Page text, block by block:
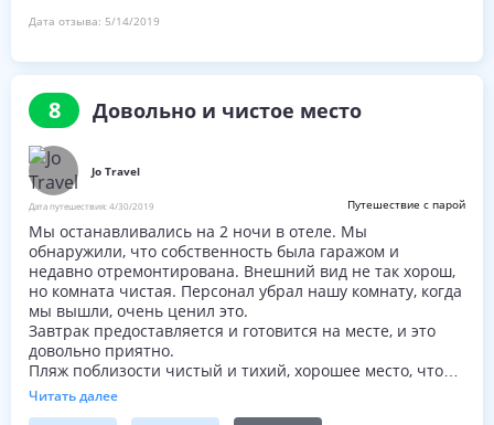
Дата отзыва: 5/14/2019
8 Довольно и чистое место
Jo Travel
Дата путешествия:4/30/2019 Путешествие с парой
Мы останавливались на 2 ночи в отеле. Мы
обнаружили, что собственность была гаражом и
недавно отремонтирована. Внешний вид не так хорош,
но комната чистая. Персонал убрал нашу комнату, когда
мы вышли, очень ценил это.
Завтрак предоставляется и готовится на месте, и это
довольно приятно.
Пляж поблизости чистый и тихий, хорошее место, чтобы
тусоваться.
Читать далее